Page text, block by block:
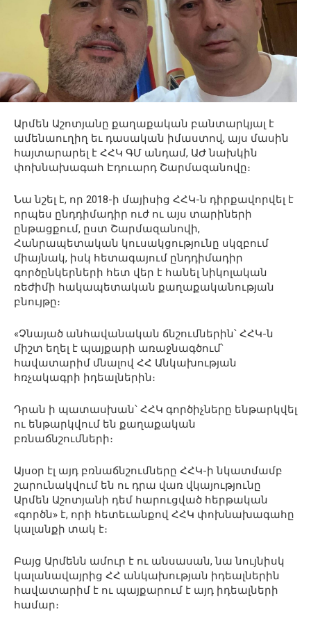
Արմեն Աշոտյանը քաղաքական բանտարկյալ է
ամենաուղիղ եւ դասական իմաստով, այս մասին
հայտարարել է ՀՀԿ ԳՄ անդամ, ԱԺ նախկին
փոխնախագահ Էդուարդ Շարմազանովը։
Նա նշել է, որ 2018-ի մայիսից ՀՀԿ-ն դիրքավորվել է
որպես ընդդիմադիր ուժ ու այս տարիների
ընթացքում, ըստ Շարմազանովի,
Հանրապետական կուսակցությունը սկզբում
միայնակ, իսկ հետագայում ընդդիմադիր
գործընկերների հետ վեր է հանել նիկոլական
ռեժիմի հակապետական քաղաքականության
բնույթը։
«Չնայած անհավանական ճնշումներին՝ ՀՀԿ-ն
միշտ եղել է պայքարի առաջնագծում՝
հավատարիմ մնալով ՀՀ Անկախության
հռչակագրի իդեալներին։
Դրան ի պատասխան՝ ՀՀԿ գործիչները ենթարկվել
ու ենթարկվում են քաղաքական
բռնաճնշումների։
Այսօր էլ այդ բռնաճնշումները ՀՀԿ-ի նկատմամբ
շարունակվում են ու դրա վառ վկայությունը
Արմեն Աշոտյանի դեմ հարուցված հերթական
«գործն» է, որի հետեւանքով ՀՀԿ փոխնախագահը
կալանքի տակ է։
Բայց Արմենն ամուր է ու անսասան, նա նույնիսկ
կալանավայրից ՀՀ անկախության իդեալներին
հավատարիմ է ու պայքարում է այդ իդեալների
համար։